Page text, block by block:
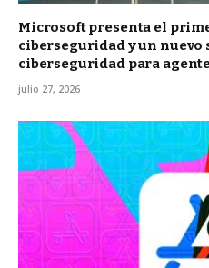
Microsoft presenta el
ciberseguridad y un nuevo
ciberseguridad para
julio 27, 2026